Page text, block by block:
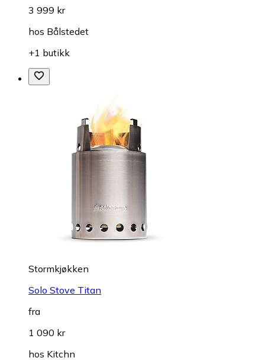
3 999 kr
hos Bålstedet
+1 butikk
Stormkjøkken
Solo Stove Titan
fra
1 090 kr
hos Kitchn